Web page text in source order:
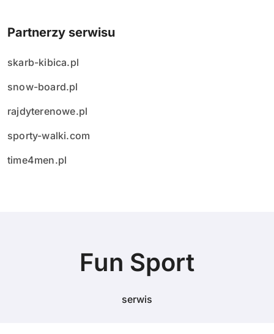
Partnerzy serwisu
skarb-kibica.pl
snow-board.pl
rajdyterenowe.pl
sporty-walki.com
time4men.pl
Fun Sport
serwis